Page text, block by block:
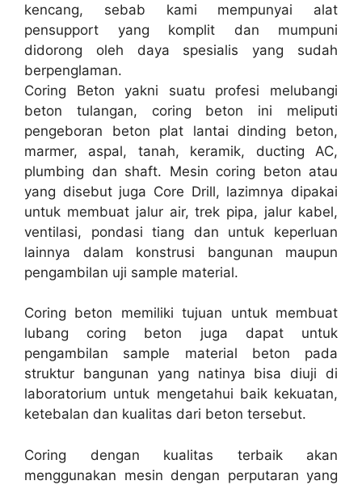
kencang, sebab kami mempunyai alat
pensupport yang komplit dan mumpuni
didorong oleh daya spesialis yang sudah
berpenglaman.
Coring Beton yakni suatu profesi melubangi
beton tulangan, coring beton ini meliputi
pengeboran beton plat lantai dinding beton,
marmer, aspal, tanah, keramik, ducting AC,
plumbing dan shaft. Mesin coring beton atau
yang disebut juga Core Drill, lazimnya dipakai
untuk membuat jalur air, trek pipa, jalur kabel,
ventilasi, pondasi tiang dan untuk keperluan
lainnya dalam konstrusi bangunan maupun
pengambilan uji sample material.
Coring beton memiliki tujuan untuk membuat
lubang coring beton juga dapat untuk
pengambilan sample material beton pada
struktur bangunan yang natinya bisa diuji di
laboratorium untuk mengetahui baik kekuatan,
ketebalan dan kualitas dari beton tersebut.
Coring dengan kualitas terbaik akan
menggunakan mesin dengan perputaran yang